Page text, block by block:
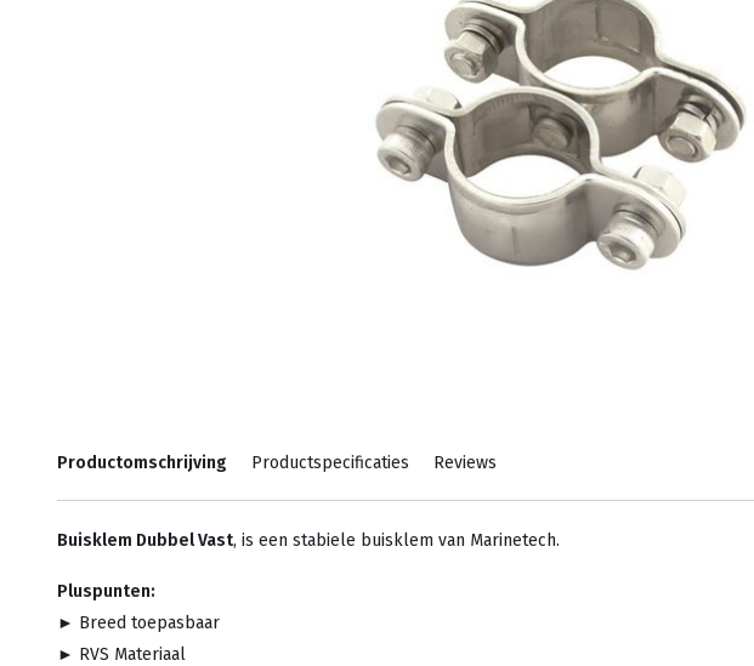
Productomschrijving Productspecificaties Reviews
Buisklem Dubbel Vast, is een stabiele buisklem van Marinetech.
Pluspunten:
► Breed toepasbaar
► RVS Materiaal